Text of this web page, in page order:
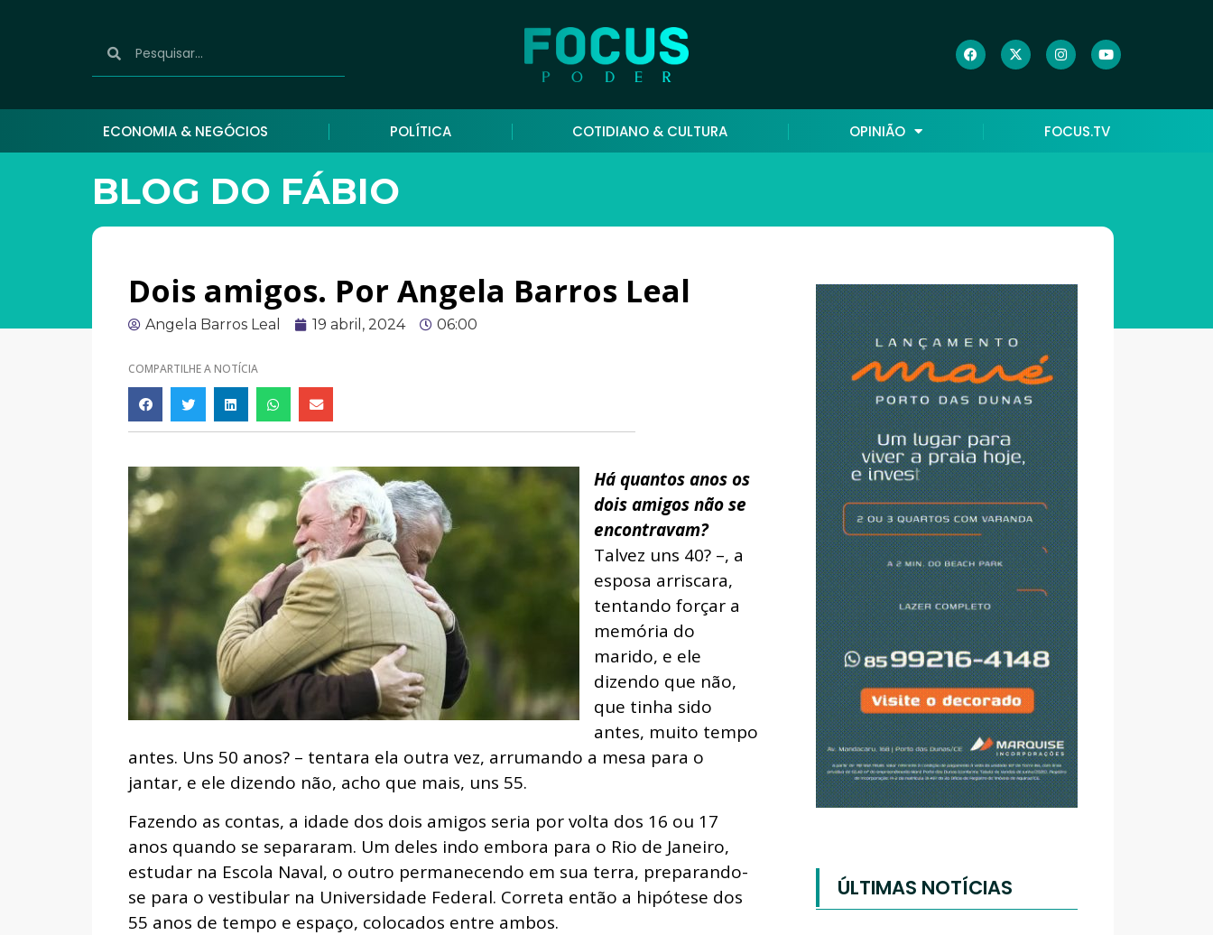
ECONOMIA & NEGÓCIOS POLÍTICA COTIDIANO & CULTURA OPINIÃO FOCUS.TV
BLOG DO FÁBIO
Dois amigos. Por Angela Barros Leal
Angela Barros Leal 19 abril, 2024 06:00
COMPARTILHE A NOTÍCIA
Há quantos anos os
dois amigos não se
encontravam?
Talvez uns 40? –, a
esposa arriscara,
tentando forçar a
memória do
marido, e ele
dizendo que não,
que tinha sido
antes, muito tempo
antes. Uns 50 anos? – tentara ela outra vez, arrumando a mesa para o
jantar, e ele dizendo não, acho que mais, uns 55.
Fazendo as contas, a idade dos dois amigos seria por volta dos 16 ou 17
anos quando se separaram. Um deles indo embora para o Rio de Janeiro,
estudar na Escola Naval, o outro permanecendo em sua terra, preparando-
se para o vestibular na Universidade Federal. Correta então a hipótese dos
55 anos de tempo e espaço, colocados entre ambos.
ÚLTIMAS NOTÍCIAS